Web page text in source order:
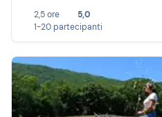
2,5 ore
5,0
1-20 partecipanti